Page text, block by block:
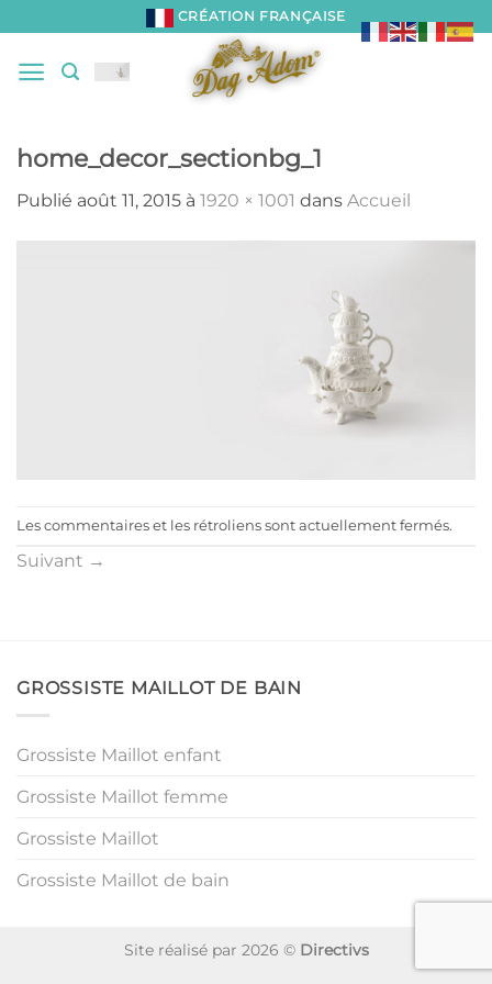
au
contenu
CRÉATION FRANÇAISE
home_decor_sectionbg_1
Publié août 11, 2015 à 1920 × 1001 dans Accueil
Les commentaires et les rétroliens sont actuellement fermés.
Suivant →
GROSSISTE MAILLOT DE BAIN
Grossiste Maillot enfant
Grossiste Maillot femme
Grossiste Maillot
Grossiste Maillot de bain
Site réalisé par 2026 © Directivs